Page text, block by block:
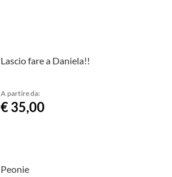
Lascio fare a Daniela!!
A partire da:
€ 35,00
Peonie